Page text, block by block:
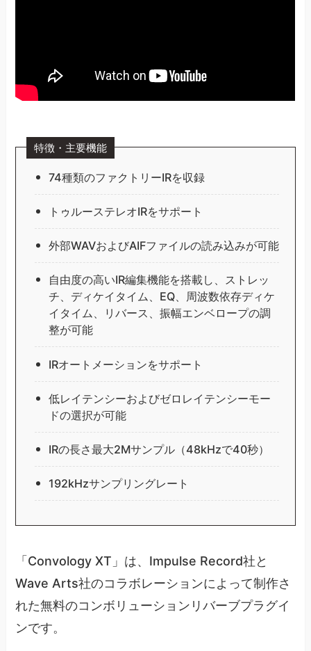
特徴・主要機能
74種類のファクトリーIRを収録
トゥルーステレオIRをサポート
外部WAVおよびAIFファイルの読み込みが可能
自由度の高いIR編集機能を搭載し、ストレッ
チ、ディケイタイム、EQ、周波数依存ディケ
イタイム、リバース、振幅エンベロープの調
整が可能
IRオートメーションをサポート
低レイテンシーおよびゼロレイテンシーモー
ドの選択が可能
IRの長さ最大2Mサンプル（48kHzで40秒）
192kHzサンプリングレート
「Convology XT」は、Impulse Record社と
Wave Arts社のコラボレーションによって制作さ
れた無料のコンボリューションリバーブプラグイ
ンです。